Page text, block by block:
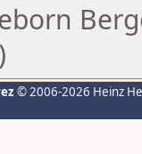
© 2006-2026 Heinz